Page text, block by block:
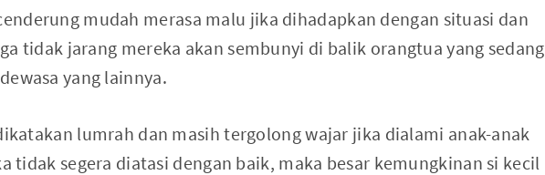
mudah merasa malu jika dihadapkan dengan situasi dan
tidak jarang mereka akan sembunyi di balik orangtua yang sedang
yang lainnya.
lumrah dan masih tergolong wajar jika dialami anak-anak
tidak segera diatasi dengan baik, maka besar kemungkinan si kecil